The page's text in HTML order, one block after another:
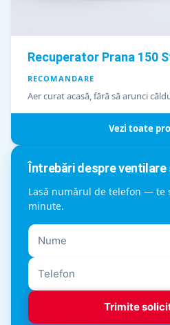
Recuperator Prana 150
RECOMANDARE
Aer curat acasă, fără să arunci
Vezi toate
Întrebări despre
Lasă numărul de telefon — te
minute.
Trimite